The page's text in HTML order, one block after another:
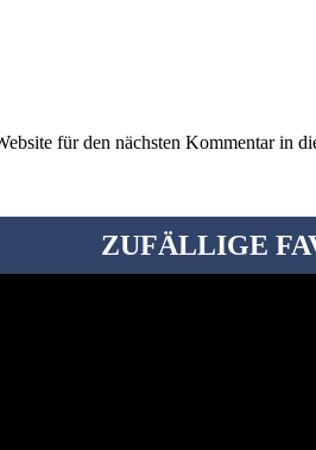
für den nächsten Kommentar in
ZUFÄLLIGE